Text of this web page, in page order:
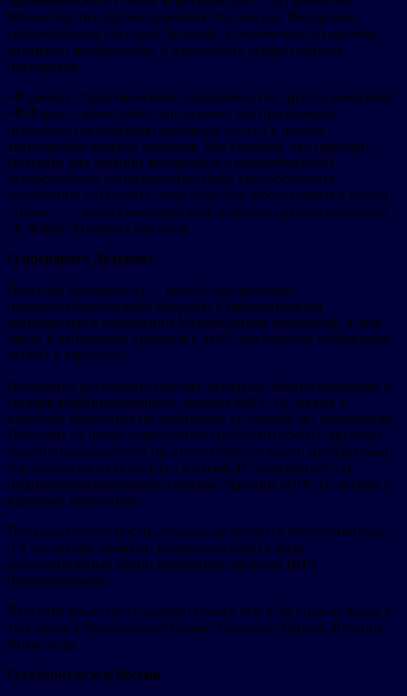
Министерства здравоохранения Российской Федерации
рекомендовала препарат Дельтиба к включению в перечень
жизненно необходимых и важнейших лекарственных
препаратов.
«В рамках стратегического сотрудничества группы компаний
«Р-Фарм» с японскими партнерами, мы продолжаем
открывать российским пациентам доступ к новым
технологиям защиты здоровья. Мы уверены, что препарат
Дельтиба для терапии туберкулеза с множественной
лекарственной устойчивостью будет способствовать
улучшению ситуации с этим опасным заболеванием в нашей
стране», — заявил медицинский директор группы компаний
«Р-Фарм» Михаил Самсонов.
О препарате Дельтиба
Дельтиба (деламанид) — новый пероральный
противотуберкулезный препарат с бактерицидной
активностью в отношении Mycobacterium tuberculosis, в том
числе в отношении штаммов с МЛУ для лечения туберкулеза
легких у взрослых.
Деламанид достоверно быстрее вызывает абациллирование в
составе комбинированного лечения МЛУ-ТБ легких у
взрослых пациентов по сравнению со схемой без деламанида.
Препарат не имеет перекрестной резистентности с другими
зарегистрированными противотуберкулезными препаратами,
что позволяет включать его в схемы IV стандартного и
индивидуализированного режима терапии МЛУ-ТБ легких у
взрослых пациентов.
Профиль безопасности деламанида является благоприятным,
и в настоящее время он охарактеризован у ряда
дополнительных групп пациентов, включая ВИЧ-
положительных.
Дельтиба ранее была одобрена более чем в 40 странах мира, в
том числе в Европейском Союзе, Гонконге, Индии, Японии,
Китае и др.
О туберкулезе в России